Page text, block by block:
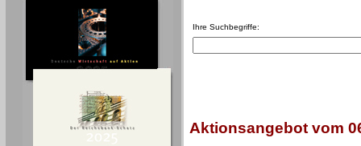
Ihre Suchbegriffe:
Aktionsangebot vom